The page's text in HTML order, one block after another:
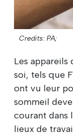
Credits: PA;
Les appareils
soi, tels que
ont vu leur
sommeil
courant dans
lieux de